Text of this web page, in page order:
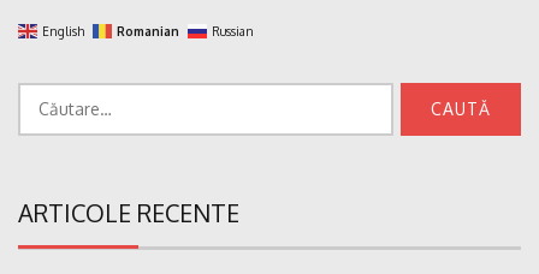
English Romanian Russian
ARTICOLE RECENTE